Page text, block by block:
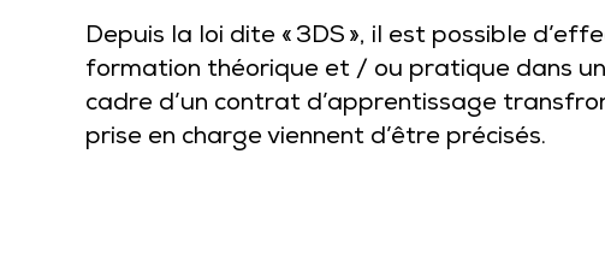
Depuis la loi dite « 3DS », il est possible
formation théorique et / ou pratique dans
cadre d’un contrat d’apprentissage
prise en charge viennent d’être précisés.